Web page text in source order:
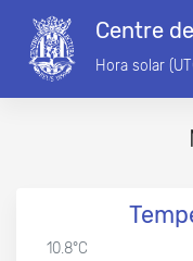
Centre
Hora solar
10.8°C